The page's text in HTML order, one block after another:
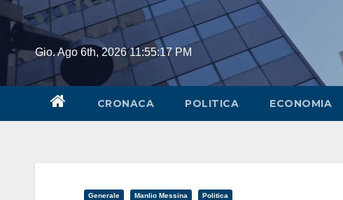
Skip
contentGio. Ago 6th, 202611:55:17 PM
CRONACA POLITICA ECONOMIA
Generale Manlio Messina Politica